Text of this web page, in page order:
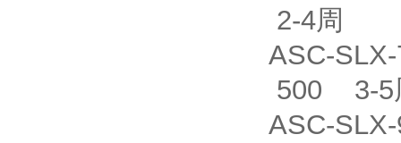
2-4周
ASC-
500 3-5
ASC-